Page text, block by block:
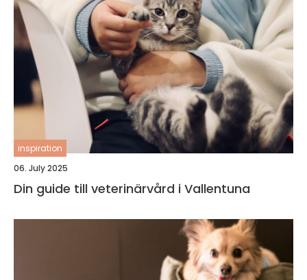
inspiration
06. July 2025
Din guide till veterinärvård i Vallentuna